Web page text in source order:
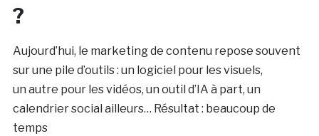
?
Aujourd’hui, le marketing de contenu repose souvent
sur une pile d’outils : un logiciel pour les visuels,
un autre pour les vidéos, un outil d’IA à part, un
calendrier social ailleurs… Résultat : beaucoup de
temps